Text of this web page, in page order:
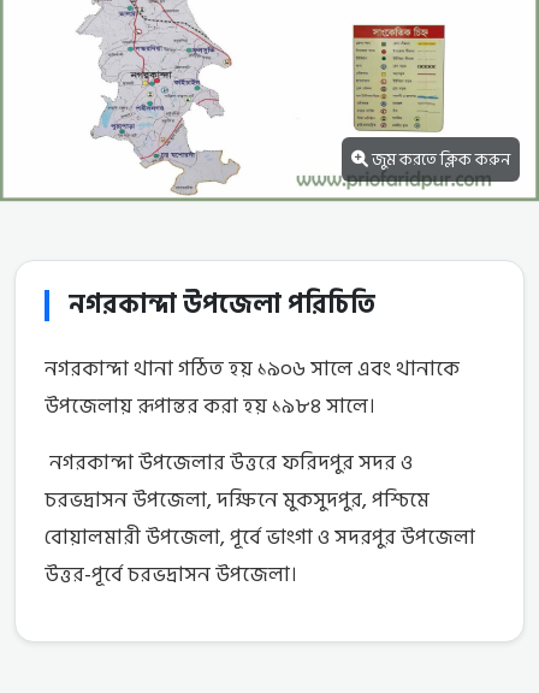
জুম করতে ক্লিক করুন
নগরকান্দা উপজেলা পরিচিতি
নগরকান্দা থানা গঠিত হয় ১৯০৬ সালে এবং থানাকে
উপজেলায় রূপান্তর করা হয় ১৯৮৪ সালে।
নগরকান্দা উপজেলার উত্তরে ফরিদপুর সদর ও
চরভদ্রাসন উপজেলা, দক্ষিনে মুকসুদপুর, পশ্চিমে
বোয়ালমারী উপজেলা, পূর্বে ভাংগা ও সদরপুর উপজেলা
উত্তর-পূর্বে চরভদ্রাসন উপজেলা।